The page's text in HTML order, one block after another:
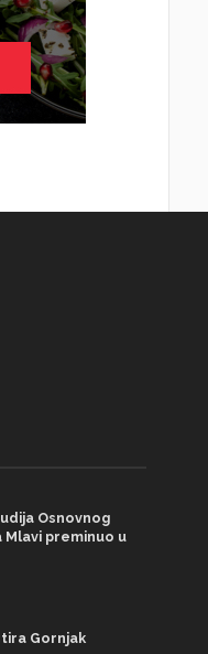
Osnovnog
Mlavi preminuo u
Gornjak